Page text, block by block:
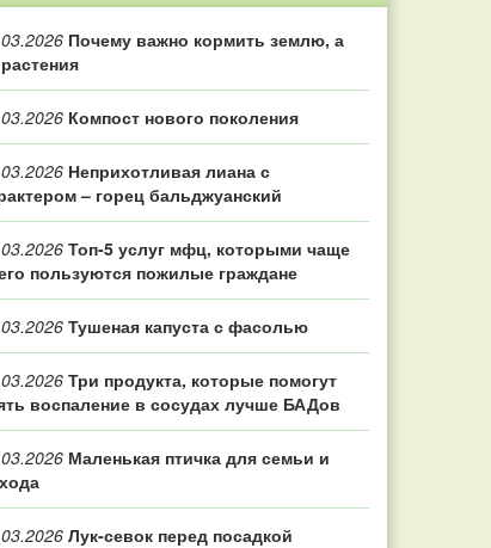
Почему важно кормить землю, а
Компост нового поколения
Неприхотливая лиана с
– горец бальджуанский
Топ‑5 услуг мфц, которыми чаще
пользуются пожилые граждане
Тушеная капуста с фасолью
Три продукта, которые помогут
воспаление в сосудах лучше БАДов
Маленькая птичка для семьи и
Лук-севок перед посадкой